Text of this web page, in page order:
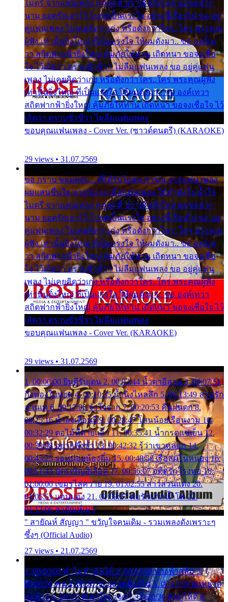
ไมตรี จากแฟนเพลง ทุกทุกที่ ปราณีหลั่งไหล ผมขอฝาก
นาม ยอดรักเอาไว้ โปรดเป็นแรงใจ อย่างนี้เรื่อยไป ขอ อยู่
คู่แฟนเพลง ไม่เคยคิดว่าเก่ง หรือดังกว่าใคร..ใคร พระคุณ
ผู้ฟัง เท่านั้นยิ่งใหญ่ ที่เป็นแรงใจ ให้ผมดังมา.. ขอ องค์เท
วา สถิตฟากฟ้ายิ่งใหญ่ คุ้มภัยให้ท่าน เถิดหนา ขอจงเชื่อ
ใจ ไว้เถิดว่า ตราบชั่วชีวา ไม่ลืมแฟนเพลง ขอ อยู่คู่แฟน
เพลง ไม่เคยคิดว่าเก่ง หรือดังกว่าใคร..ใคร พระคุณผู้ฟัง
เท่านั้นยิ่งใหญ่ ที่เป็นแรงใจ ให้ผมดังมา.. ขอ องค์เทวา
สถิตฟากฟ้ายิ่งใหญ่ คุ้มภัยให้ท่าน เถิดหนา ขอจงเชื่อใจ ไว้
เถิดว่า ตราบชั่วชีวา ไม่ลืมแฟนเพลง
ขอบคุณแฟนเพลง - Cover Ver. (ซาวด์ดนตรี) (KARAOKE)
29 views • 31.07.2569
ขอ กราบ ขอบคุณ.... ที่ได้รับไออุ่น การุณ จากแฟน เพลง
ผมแสนชื่นใจ หายวังเวง เมื่อแฟนเพลง ให้กำลังใจ น้ำใจ
ไมตรี จากแฟนเพลง ทุกทุกที่ ปราณีหลั่งไหล ผมขอฝาก
นาม ยอดรักเอาไว้ โปรดเป็นแรงใจ อย่างนี้เรื่อยไป ขอ อยู่
คู่แฟนเพลง ไม่เคยคิดว่าเก่ง หรือดังกว่าใคร..ใคร พระคุณ
ผู้ฟัง เท่านั้นยิ่งใหญ่ ที่เป็นแรงใจ ให้ผมดังมา.. ขอ องค์เท
วา สถิตฟากฟ้ายิ่งใหญ่ คุ้มภัยให้ท่าน เถิดหนา ขอจงเชื่อ
ใจ ไว้เถิดว่า ตราบชั่วชีวา ไม่ลืมแฟนเพลง ขอ อยู่คู่แฟน
เพลง ไม่เคยคิดว่าเก่ง หรือดังกว่าใคร..ใคร พระคุณผู้ฟัง
เท่านั้นยิ่งใหญ่ ที่เป็นแรงใจ ให้ผมดังมา.. ขอ องค์เทวา
สถิตฟากฟ้ายิ่งใหญ่ คุ้มภัยให้ท่าน เถิดหนา ขอจงเชื่อใจ ไว้
เถิดว่า ตราบชั่วชีวา ไม่ลืมแฟนเพลง
ขอบคุณแฟนเพลง - Cover Ver. (KARAOKE)
29 views • 31.07.2569
1. 00:00:00 ยินดีรับเดน 2. 00:03:44 น้ำตาอีสาน 3. 00:07:51
กิ่งทองใบหยก 4. 00:10:35 น้ำนิ่งไหลลึก 5. 00:13:49 ลานรัก
ลานเท 6. 00:17:06 จำใจจาก 7. 00:20:53 คืนฝนตก 8.
00:25:16 น้ำลงเดือนยี่ 9. 00:28:47 โสนน้อยเรือนงาม 10.
00:32:29 ตอไม้ที่ตายแล้ว 11. 00:35:41 น้ำกรดแช่เย็น 12.
00:39:08 อยากฟังซ้ำ 13. 00:42:32 รู้ว่าเขาหลอก 14.
00:45:25 รอหน่อยน้องติ๋ม 15. 00:48:56 เรือล่มในหนอง 16.
00:51:43 บัตรเชิญสีเลือด 17. 00:56:07 อดีตรักโรงทอ 18.
01:00:00 เขมรไล่ควาย 19. 01:02:55 สาวสวนแตง 20.
01:05:51 แอบมอง 21. 01:09:27 พบรักปากน้ำโพ 22.
01:13:06 สายัณห์เมา
" สายัณห์ สัญญา " ขวัญใจคนเดิม - รวมเพลงดังเพราะๆ
ซึ้งๆ (Official Audio)
27 views • 21.07.2569
1. 00:00:00 ทำไมทำฉันได้ 2. 00:03:20 นางฟ้าสลัม 3.
00:06:50 คน 4. 00:10:36 บุญเหลือเกิน 5. 00:13:58 ฝนหยาด
สุดท้าย 6. 00:17:30 ยาใจยาจก 7. 00:20:30 คิดดูให้ดี 8.